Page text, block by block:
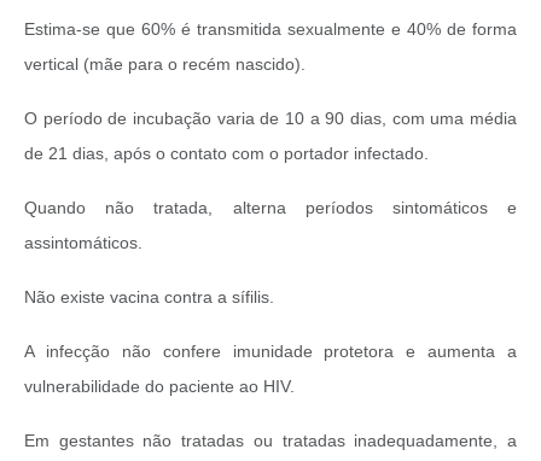
Estima-se que 60% é transmitida sexualmente e 40% de forma
vertical (mãe para o recém nascido).
O período de incubação varia de 10 a 90 dias, com uma média
de 21 dias, após o contato com o portador infectado.
Quando não tratada, alterna períodos sintomáticos e
assintomáticos.
Não existe vacina contra a sífilis.
A infecção não confere imunidade protetora e aumenta a
vulnerabilidade do paciente ao HIV.
Em gestantes não tratadas ou tratadas inadequadamente, a